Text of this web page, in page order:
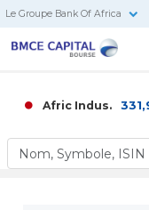
Le Groupe Bank Of Africa
Afric Indus. 331,90